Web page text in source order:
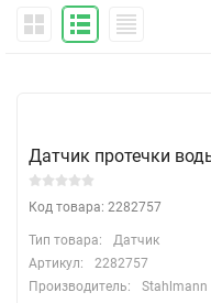
Датчик протечки
Код товара: 2282757
Тип товара:
Датчик
Артикул:
2282757
Производитель:
Stahlmann